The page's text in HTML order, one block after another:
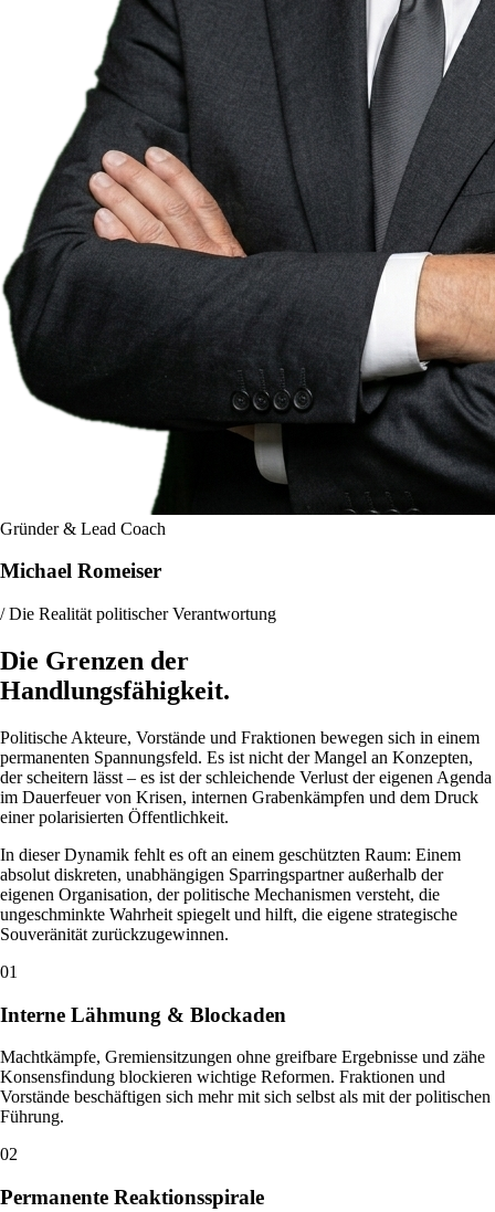
Gründer & Lead Coach
Michael Romeiser
/ Die Realität politischer Verantwortung
Die Grenzen der
Handlungsfähigkeit.
Politische Akteure, Vorstände und Fraktionen bewegen sich in einem
permanenten Spannungsfeld. Es ist nicht der Mangel an Konzepten,
der scheitern lässt – es ist der schleichende Verlust der eigenen Agenda
im Dauerfeuer von Krisen, internen Grabenkämpfen und dem Druck
einer polarisierten Öffentlichkeit.
In dieser Dynamik fehlt es oft an einem geschützten Raum: Einem
absolut diskreten, unabhängigen Sparringspartner außerhalb der
eigenen Organisation, der politische Mechanismen versteht, die
ungeschminkte Wahrheit spiegelt und hilft, die eigene strategische
Souveränität zurückzugewinnen.
01
Interne Lähmung & Blockaden
Machtkämpfe, Gremiensitzungen ohne greifbare Ergebnisse und zähe
Konsensfindung blockieren wichtige Reformen. Fraktionen und
Vorstände beschäftigen sich mehr mit sich selbst als mit der politischen
Führung.
02
Permanente Reaktionsspirale